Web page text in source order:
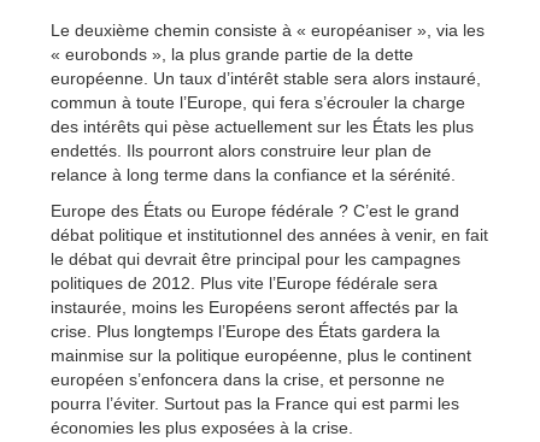
Le deuxième chemin consiste à « européaniser », via les
« eurobonds », la plus grande partie de la dette
européenne. Un taux d’intérêt stable sera alors instauré,
commun à toute l’Europe, qui fera s’écrouler la charge
des intérêts qui pèse actuellement sur les États les plus
endettés. Ils pourront alors construire leur plan de
relance à long terme dans la confiance et la sérénité.
Europe des États ou Europe fédérale ? C’est le grand
débat politique et institutionnel des années à venir, en fait
le débat qui devrait être principal pour les campagnes
politiques de 2012. Plus vite l’Europe fédérale sera
instaurée, moins les Européens seront affectés par la
crise. Plus longtemps l’Europe des États gardera la
mainmise sur la politique européenne, plus le continent
européen s’enfoncera dans la crise, et personne ne
pourra l’éviter. Surtout pas la France qui est parmi les
économies les plus exposées à la crise.